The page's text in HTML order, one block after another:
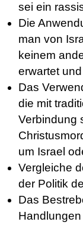
sei ein
Die
man von
keinem
erwartet
Das
die mit
Verbindung
um Israel
Vergleiche
der Politik
Das